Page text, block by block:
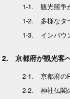
観光競争
多様なタ
インバウ
京都府が観光客
京都府の
神社仏閣